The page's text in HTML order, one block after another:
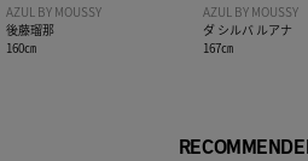
AZUL BY MOUSSY
後藤瑠那
160㎝
AZUL BY MOUSSY
ダ シルバ ルアナ
167㎝